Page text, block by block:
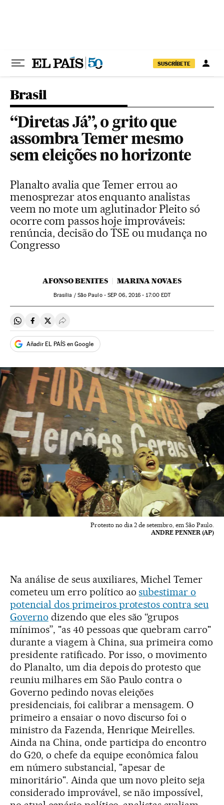
SUSCRÍBETE
Brasil
“Diretas Já”, o grito que
assombra Temer mesmo
sem eleições no horizonte
Planalto avalia que Temer errou ao
menosprezar atos enquanto analistas
veem no mote um aglutinador Pleito só
ocorre com passos hoje improváveis:
renúncia, decisão do TSE ou mudança no
Congresso
AFONSO BENITES MARINA NOVAES
Brasília / São Paulo - SEP 06, 2016 - 17:00EDT
Compartir en Whatsapp
Compartir en Facebook
Compartir en Twitter
Desplegar Redes Sociales
Añadir EL PAÍS en Google
Protesto no dia 2 de setembro, em São Paulo.
ANDRE PENNER (AP)
Na análise de seus auxiliares, Michel Temer
cometeu um erro político aosubestimar o
potencial dos primeiros protestos contra seu
Governo dizendo que eles são “grupos
mínimos”, "as 40 pessoas que quebram carro"
durante a viagem à China, sua primeira como
presidente ratificado. Por isso, o movimento
do Planalto, um dia depois do protesto que
reuniu milhares em São Paulo contra o
Governo pedindo novas eleições
presidenciais, foi calibrar a mensagem. O
primeiro a ensaiar o novo discurso foi o
ministro da Fazenda, Henrique Meirelles.
Ainda na China, onde participa do encontro
do G20, o chefe da equipe econômica falou
em número substancial, "apesar de
minoritário". Ainda que um novo pleito seja
considerado improvável, se não impossível,